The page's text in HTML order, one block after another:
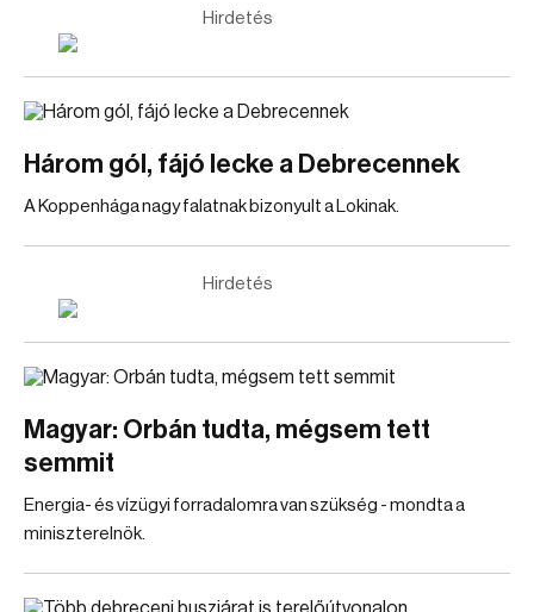
Hirdetés
Három gól, fájó lecke a Debrecennek
A Koppenhága nagy falatnak bizonyult a Lokinak.
Hirdetés
Magyar: Orbán tudta, mégsem tett
semmit
Energia- és vízügyi forradalomra van szükség - mondta a
miniszterelnök.